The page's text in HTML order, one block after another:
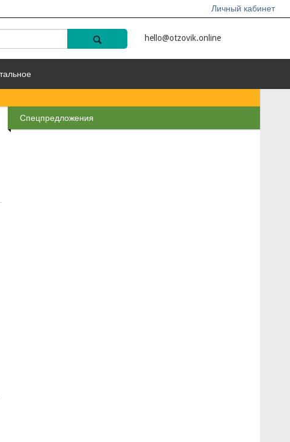
Личный кабинет
hello@otzovik.online
Спецпредложения